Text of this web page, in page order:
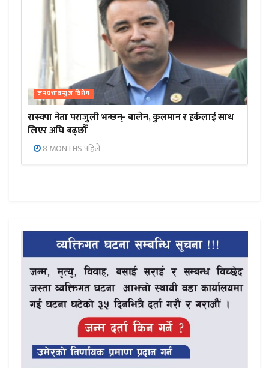
जनप्रभाबन्युज विशेष
रास्वपा नेता पराजुली भन्छन्- बालेन, कुलमान र हर्कलाई साथ
लिएर अघि बढ्छौँ
8 MONTHS पहिले